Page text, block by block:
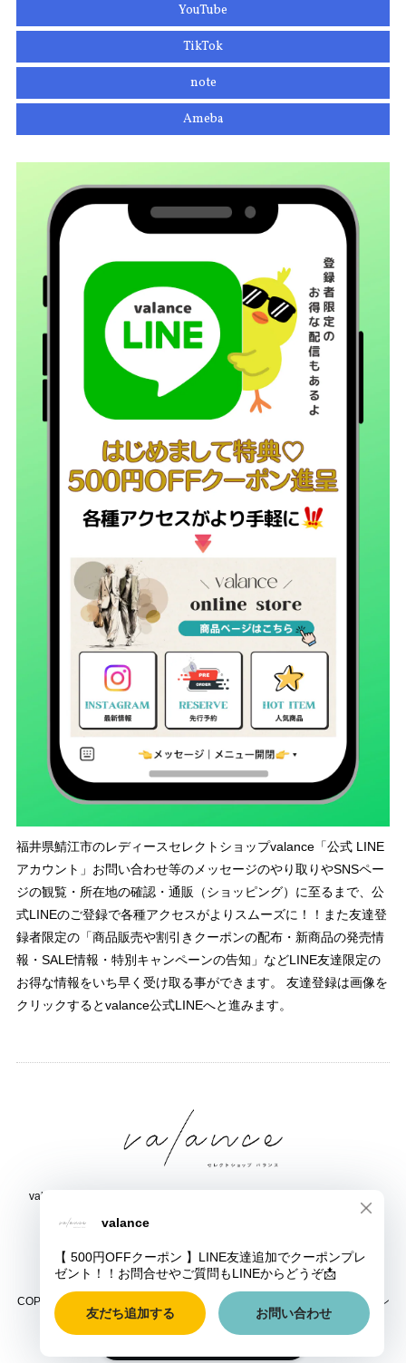
YouTube
TikTok
note
Ameba
福井県鯖江市のレディースセレクトショップvalance「公式 LINE
アカウント」お問い合わせ等のメッセージのやり取りやSNSペー
ジの観覧・所在地の確認・通販（ショッピング）に至るまで、公
式LINEのご登録で各種アクセスがよりスムーズに！！また友達登
録者限定の「商品販売や割引きクーポンの配布・新商品の発売情
報・SALE情報・特別キャンペーンの告知」などLINE友達限定の
お得な情報をいち早く受け取る事ができます。 友達登録は画像を
クリックするとvalance公式LINEへと進みます。
valance 福井｜レディース セレクトショップ｜ファッション通販サイト
福井県鯖江市三六町1丁目1507
COPYRIGHT © valance 福井｜レディース セレクトショップ｜ファッション
通販サイト ALL RIGHTS RESERVED.